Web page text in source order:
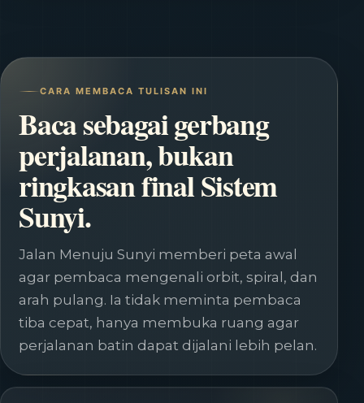
CARA MEMBACA TULISAN INI
Baca sebagai gerbang
perjalanan, bukan
ringkasan final Sistem
Sunyi.
Jalan Menuju Sunyi memberi peta awal
agar pembaca mengenali orbit, spiral, dan
arah pulang. Ia tidak meminta pembaca
tiba cepat, hanya membuka ruang agar
perjalanan batin dapat dijalani lebih pelan.